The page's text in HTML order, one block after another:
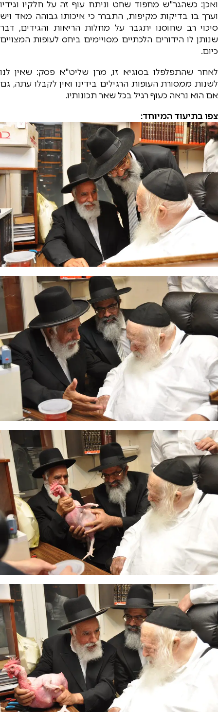
ואכן: כשהגר"ש מחפוד שחט וניתח עוף זה על חלקיו וגידיו
וערך בו בדיקות מקיפות, התברר כי איכותו גבוהה מאד ויש
סיכוי רב שחוסנו יתגבר על מחלות הריאות והגידים, דבר
שנותן לו הידורים הלכתיים מסויימים ביחס לעופות המצויים
כיום.
לאחר שהתפלפלו בסוגיא זו, מרן שליט"א פסק: שאין לנו
לשנות ממסורת העופות הרגילים בידינו ואין לקבלו עתה, גם
אם הוא נראה כעוף רגיל בכל שאר תכונותיו.
צפו בתיעוד המיוחד: